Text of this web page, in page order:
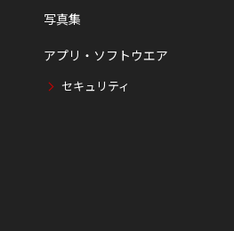
写真集
アプリ・ソフトウエア
セキュリティ